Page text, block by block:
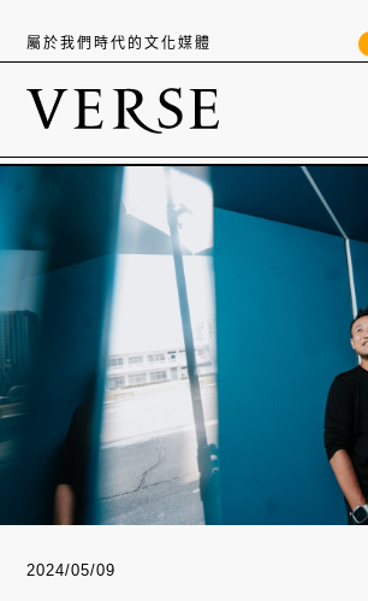
屬於我們時代的文化媒體
2024/05/09